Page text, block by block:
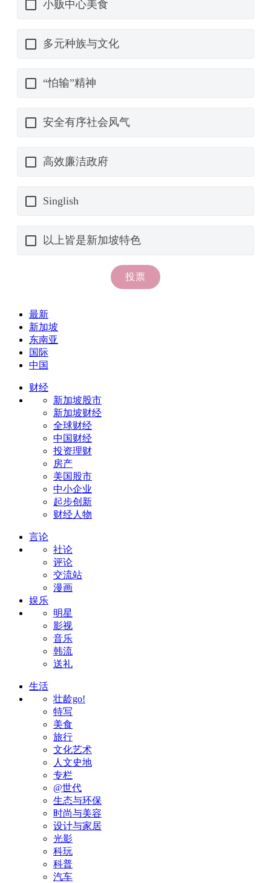
最新
新加坡
东南亚
国际
中国
财经
新加坡股市
新加坡财经
全球财经
中国财经
投资理财
房产
美国股市
中小企业
起步创新
财经人物
言论
社论
评论
交流站
漫画
娱乐
明星
影视
音乐
韩流
送礼
生活
壮龄go!
特写
美食
旅行
文化艺术
人文史地
专栏
@世代
生态与环保
时尚与美容
设计与家居
光影
科玩
科普
汽车